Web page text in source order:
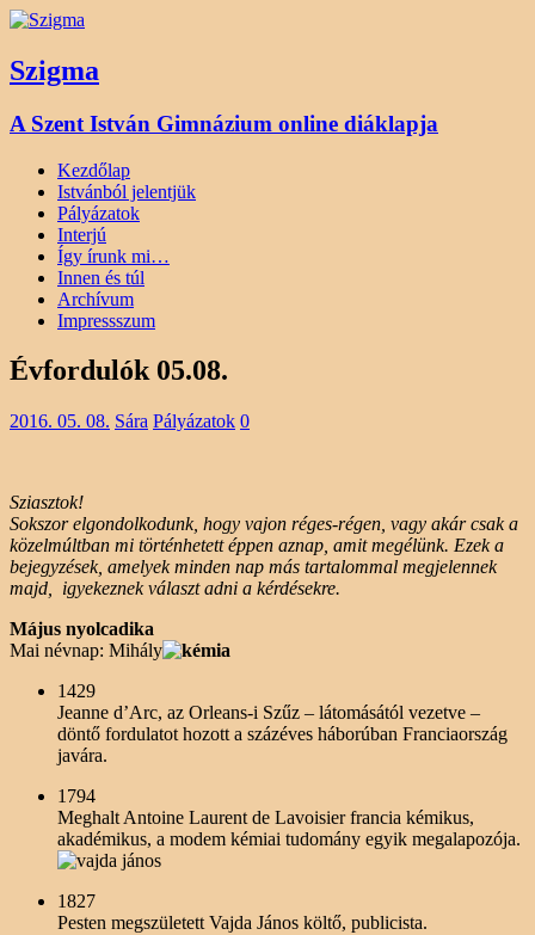
Szigma
A Szent István Gimnázium online diáklapja
Kezdőlap
Istvánból jelentjük
Pályázatok
Interjú
Így írunk mi…
Innen és túl
Archívum
Impressszum
Évfordulók 05.08.
2016. 05. 08. Sára Pályázatok 0
Sziasztok!
Sokszor elgondolkodunk, hogy vajon réges-régen, vagy akár csak a
közelmúltban mi történhetett éppen aznap, amit megélünk. Ezek a
bejegyzések, amelyek minden nap más tartalommal megjelennek
majd, igyekeznek választ adni a kérdésekre.
Május nyolcadika
Mai névnap: Mihály
1429
Jeanne d’Arc, az Orleans-i Szűz – látomásától vezetve –
döntő fordulatot hozott a százéves háborúban Franciaország
javára.
1794
Meghalt Antoine Laurent de Lavoisier francia kémikus,
akadémikus, a modem kémiai tudomány egyik megalapozója.
1827
Pesten megszületett Vajda János költő, publicista.